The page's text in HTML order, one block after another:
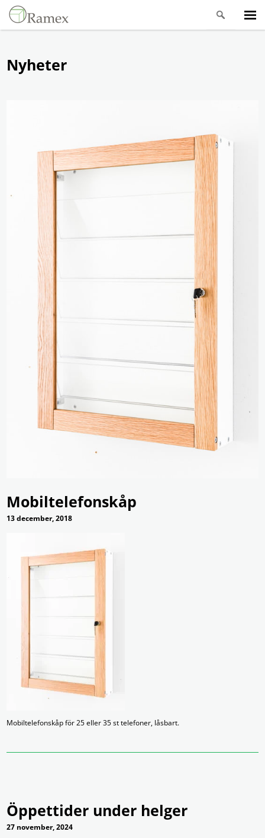
Nyheter
Mobiltelefonskåp
13 december, 2018
Mobiltelefonskåp för 25 eller 35 st telefoner, låsbart.
Öppettider under helger
27 november, 2024